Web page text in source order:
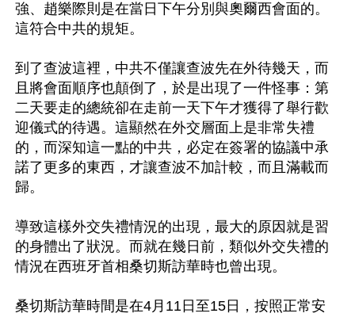
強、趙樂際則是在當日下午分別與奧爾西會面的。
這符合中共的規矩。
到了查波這裡，中共不僅讓查波先在外待幾天，而
且將會面順序也顛倒了，於是出現了一件怪事：第
二天要走的總統卻在走前一天下午才獲得了舉行歡
迎儀式的待遇。這顯然在外交層面上是非常失禮
的，而深知這一點的中共，必定在簽署的協議中承
諾了更多的東西，才讓查波不加計較，而且滿載而
歸。
導致這樣外交失禮情況的出現，最大的原因就是習
的身體出了狀況。而就在幾日前，類似外交失禮的
情況在西班牙首相桑切斯訪華時也曾出現。
桑切斯訪華時間是在4月11日至15日，按照正常安